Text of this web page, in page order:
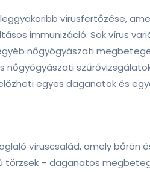
vírusfertőzése,
immunizáció. Sok vírus
nőgyógyászati
nőgyógyászati
egyes daganatok és
víruscsalád, amely bőrön
– daganatos